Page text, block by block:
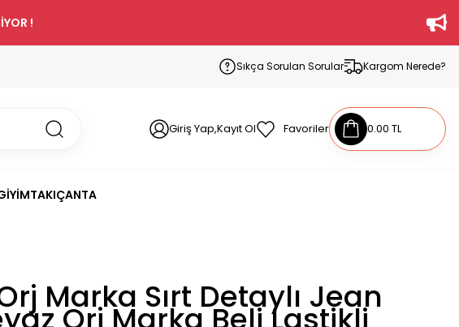
!
Sıkça Sorulan Sorular Kargom Nerede?
Giriş Yap,Kayıt Ol Favoriler 0.00 TL
TAKIÇANTA
Marka Sırt Detaylı Jean